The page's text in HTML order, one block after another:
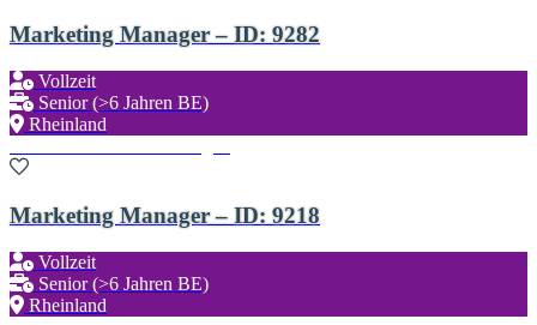
Marketing Manager – ID: 9282
Vollzeit
Senior (>6 Jahren BE)
Rheinland
Marketing Manager – ID: 9218
Vollzeit
Senior (>6 Jahren BE)
Rheinland